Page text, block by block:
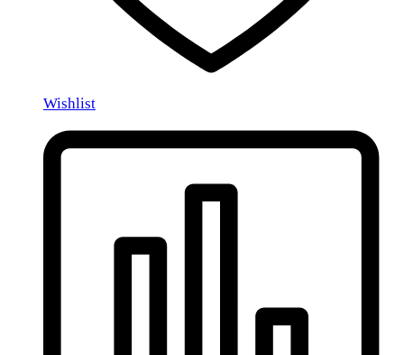
Wishlist